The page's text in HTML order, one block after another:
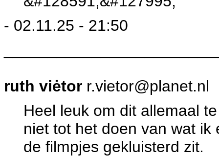
- 02.11.25 - 21:50
ruth viėtor r.vietor@planet.nl
Heel leuk om dit allemaal
niet tot het doen van wat
de filmpjes gekluisterd zit.